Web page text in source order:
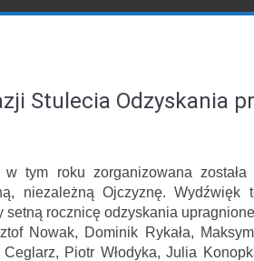
Stulecia Odzyskania
tym roku zorganizowana
niezależną Ojczyznę. Wydźwięk
rocznicę odzyskania
Nowak, Dominik Rykała,
Ceglarz, Piotr Włodyka, Julia